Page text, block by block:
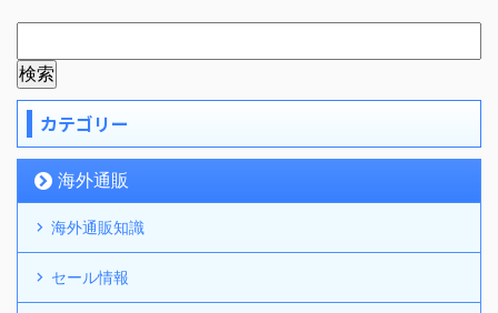
カテゴリー
海外通販
海外通販知識
セール情報